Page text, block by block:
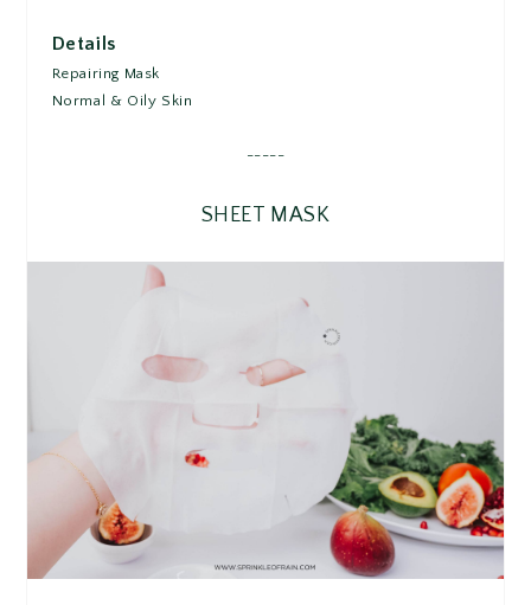
Details
Repairing Mask
Normal & Oily Skin
-----
SHEET MASK